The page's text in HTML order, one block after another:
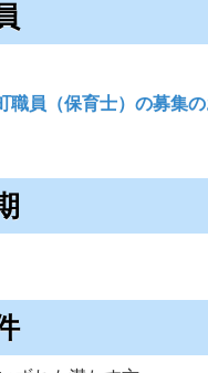
職員（保育士）の募集